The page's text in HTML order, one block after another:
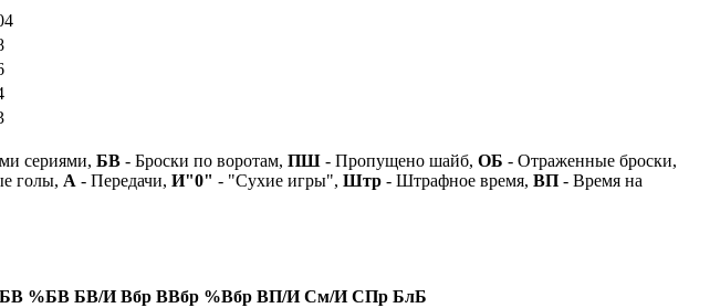
сериями, БВ - Броски по воротам, ПШ - Пропущено шайб, ОБ - Отраженные броски,
голы, А - Передачи, И"0" - "Сухие игры", Штр - Штрафное время, ВП - Время на
БВ %БВ БВ/И Вбр ВВбр %Вбр ВП/И См/И СПр БлБ